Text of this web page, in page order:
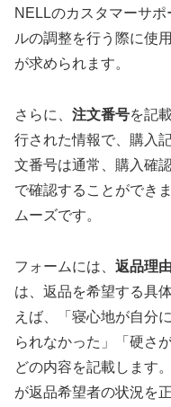
NELLのカスタマーサ
ルの調整を行う際に使
が求められます。
さらに、 注文番号を記
行された情報で、購入
文番号は通常、購入確
で確認することができ
ムーズです。
フォームには、 返品理由
は、返品を希望する具
えば、「寝心地が自分
られなかった」「硬さ
どの内容を記載します
が返品希望者の状況を